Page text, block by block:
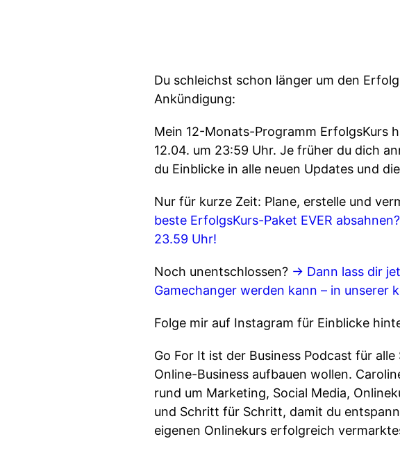
Du schleichst schon länger um den
Ankündigung:
Mein 12-Monats-Programm ErfolgsKurs
12.04. um 23:59 Uhr. Je früher du dich
du Einblicke in alle neuen Updates und
Nur für kurze Zeit: Plane, erstelle und
beste ErfolgsKurs-Paket EVER
23.59 Uhr!
Noch unentschlossen? → Dann lass dir
Gamechanger werden kann – in unserer
Folge mir auf Instagram für Einblicke
Go For It ist der Business Podcast für
Online-Business aufbauen wollen.
rund um Marketing, Social Media,
und Schritt für Schritt, damit du
eigenen Onlinekurs erfolgreich